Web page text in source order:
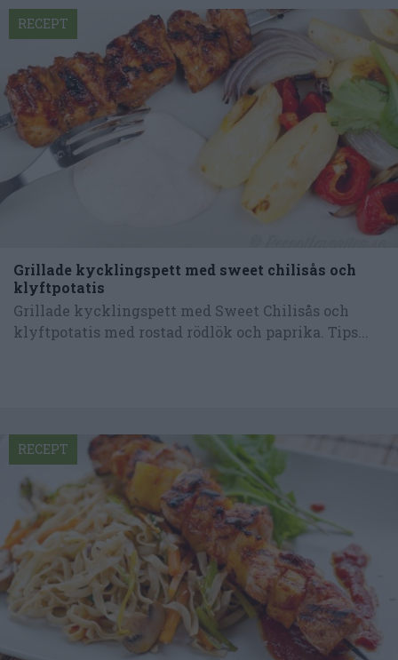
Grillade kycklingspett med sweet chilisås och
klyftpotatis
Grillade kycklingspett med Sweet Chilisås och
klyftpotatis med rostad rödlök och paprika. Tips...
RECEPT
RECEPT